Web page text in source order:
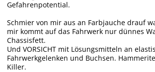
Gefahrenpotential.
Schmier von mir aus an Farbjauche drauf
mir kommt auf das Fahrwerk nur dünnes
Chassisfett.
Und VORSICHT mit Lösungsmitteln an
Fahrwerkgelenken und Buchsen.
Killer.